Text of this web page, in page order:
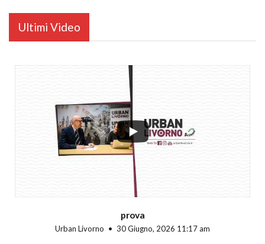
Ultimi Video
prova
Urban Livorno 30 Giugno, 2026 11:17 am